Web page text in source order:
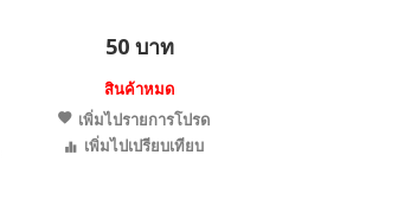
50 บาท
สินค้าหมด
เพิ่มไปรายการโปรด
เพิ่มไปเปรียบเทียบ